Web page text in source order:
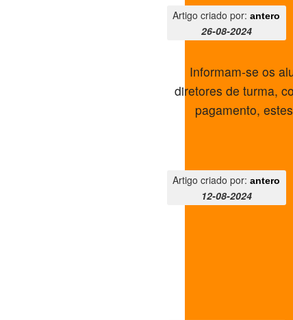
Artigo criado por:antero
26-08-2024
Informam-se os
diretores de turma,
pagamento,
Artigo criado por:antero
12-08-2024